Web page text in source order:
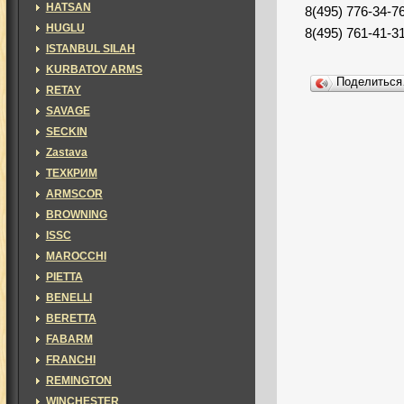
8(495) 776-34-
8(495) 761-41-
HATSAN
HUGLU
ISTANBUL SILAH
KURBATOV ARMS
RETAY
SAVAGE
SECKIN
Zastava
ТЕХКРИМ
ARMSCOR
BROWNING
ISSC
MAROCCHI
PIETTA
BENELLI
BERETTA
FABARM
FRANCHI
REMINGTON
WINCHESTER